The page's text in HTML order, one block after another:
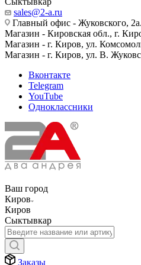
sales@2-a.ru
Главный офис - Жуковского,
Магазин - Кировская обл., г.
Магазин - г. Киров, ул.
Магазин - г. Киров, ул. В.
Вконтакте
Telegram
YouTube
Одноклассники
Ваш город
Киров
Киров
Сыктывкар
Заказы